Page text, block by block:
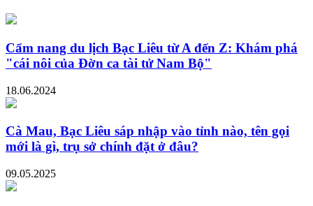
Cẩm nang du lịch Bạc Liêu từ A đến Z: Khám phá
"cái nôi của Đờn ca tài tử Nam Bộ"
18.06.2024
Cà Mau, Bạc Liêu sáp nhập vào tỉnh nào, tên gọi
mới là gì, trụ sở chính đặt ở đâu?
09.05.2025